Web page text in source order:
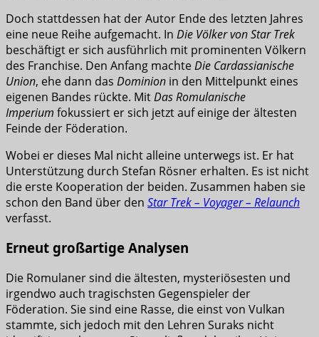
Doch stattdessen hat der Autor Ende des letzten Jahres
eine neue Reihe aufgemacht. In Die Völker von Star Trek
beschäftigt er sich ausführlich mit prominenten Völkern
des Franchise. Den Anfang machteDie Cardassianische
Union, ehe dann das Dominion in den Mittelpunkt eines
eigenen Bandes rückte. MitDas Romulanische
Imperium fokussiert er sich jetzt auf einige der ältesten
Feinde der Föderation.
Wobei er dieses Mal nicht alleine unterwegs ist. Er hat
Unterstützung durch Stefan Rösner erhalten. Es ist nicht
die erste Kooperation der beiden. Zusammen haben sie
schon den Band über den Star Trek – Voyager – Relaunch
verfasst.
Erneut großartige Analysen
Die Romulaner sind die ältesten, mysteriösesten und
irgendwo auch tragischsten Gegenspieler der
Föderation. Sie sind eine Rasse, die einst von Vulkan
stammte, sich jedoch mit den Lehren Suraks nicht